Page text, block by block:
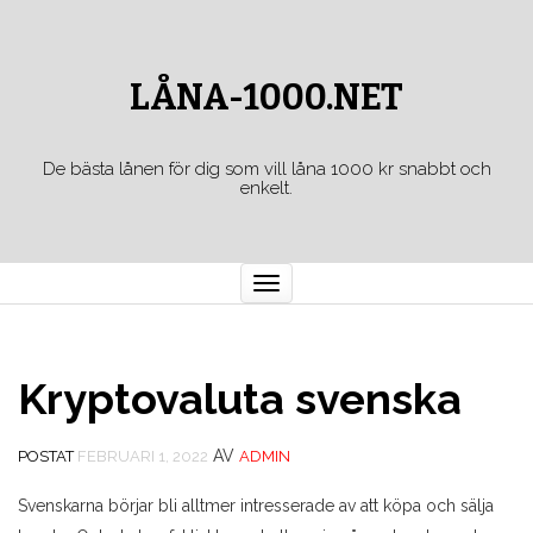
LÅNA-1000.NET
De bästa lånen för dig som vill låna 1000 kr snabbt och
enkelt.
Toggle
navigation
Kryptovaluta svenska
POSTAT FEBRUARI 1, 2022 AV ADMIN
Svenskarna börjar bli alltmer intresserade av att köpa och sälja